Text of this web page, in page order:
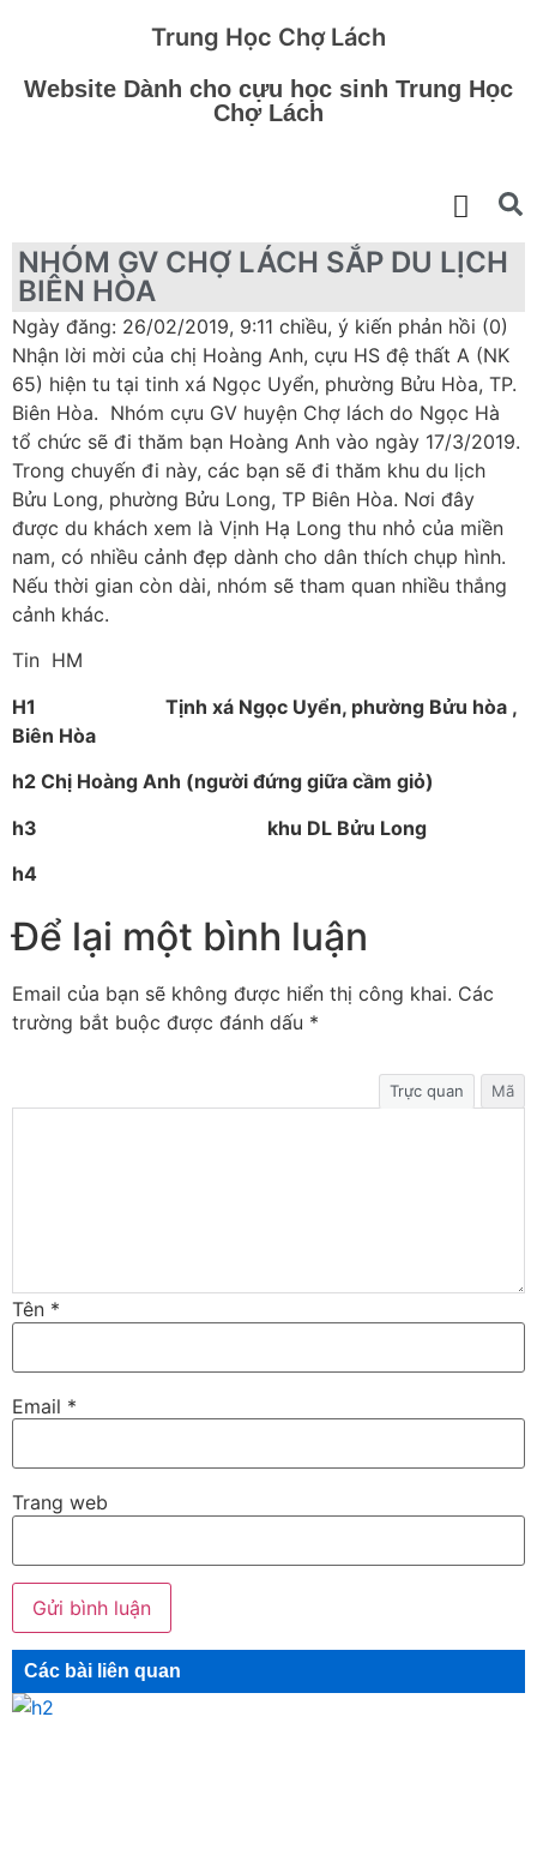
Trung Học Chợ Lách
Website Dành cho cựu học sinh Trung Học
Chợ Lách
NHÓM GV CHỢ LÁCH SẮP DU LỊCH
BIÊN HÒA
Ngày đăng: 26/02/2019, 9:11 chiều, ý kiến phản hồi (0)
Nhận lời mời của chị Hoàng Anh, cựu HS đệ thất A (NK
65) hiện tu tại tinh xá Ngọc Uyển, phường Bửu Hòa, TP.
Biên Hòa. Nhóm cựu GV huyện Chợ lách do Ngọc Hà
tổ chức sẽ đi thăm bạn Hoàng Anh vào ngày 17/3/2019.
Trong chuyến đi này, các bạn sẽ đi thăm khu du lịch
Bửu Long, phường Bửu Long, TP Biên Hòa. Nơi đây
được du khách xem là Vịnh Hạ Long thu nhỏ của miền
nam, có nhiều cảnh đẹp dành cho dân thích chụp hình.
Nếu thời gian còn dài, nhóm sẽ tham quan nhiều thắng
cảnh khác.
Tin HM
H1 Tịnh xá Ngọc Uyển, phường Bửu hòa ,
Biên Hòa
h2 Chị Hoàng Anh (người đứng giữa cầm giỏ)
h3 khu DL Bửu Long
h4
Để lại một bình luận
Email của bạn sẽ không được hiển thị công khai. Các
trường bắt buộc được đánh dấu *
Trực quan Mã
Tên *
Email *
Trang web
Các bài liên quan